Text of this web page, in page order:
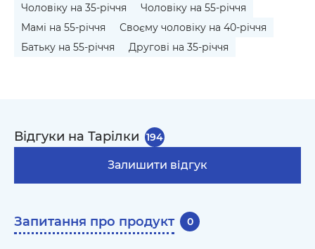
Чоловіку на 35-річчя
Чоловіку на 55-річчя
Мамі на 55-річчя
Своєму чоловіку на 40-річчя
Батьку на 55-річчя
Другові на 35-річчя
Відгуки на Тарілки 194
Залишити відгук
Запитання про продукт 0